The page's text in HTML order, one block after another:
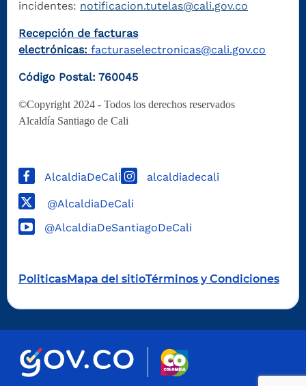
incidentes: notificacion.tutelas@cali.gov.co
Recepción de facturas
electrónicas: facturaselectronicas@cali.gov.co
Código Postal: 760045
©Copyright 2024 - Todos los derechos reservados
Alcaldía Santiago de Cali
AlcaldiaDeCali alcaldiadecali
@AlcaldiaDeCali
@AlcaldiaDeSantiagoDeCali
PoliticasMapa del sitioTérminos y Condiciones